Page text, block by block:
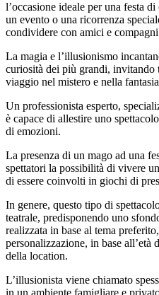
l’occasione ideale per una festa
un evento o una ricorrenza
condividere con amici e
La magia e l’illusionismo
curiosità dei più grandi, invitando
viaggio nel mistero e nella
Un professionista esperto,
è capace di allestire uno
di emozioni.
La presenza di un mago ad una
spettatori la possibilità di vivere
di essere coinvolti in giochi di
In genere, questo tipo di
teatrale, predisponendo uno
realizzata in base al tema
personalizzazione, in base all’età
della location.
L’illusionista viene chiamato